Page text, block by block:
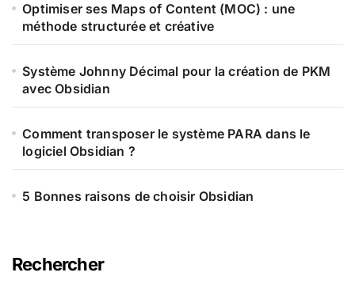
Optimiser ses Maps of Content (MOC) : une
méthode structurée et créative
Système Johnny Décimal pour la création de PKM
avec Obsidian
Comment transposer le système PARA dans le
logiciel Obsidian ?
5 Bonnes raisons de choisir Obsidian
Rechercher